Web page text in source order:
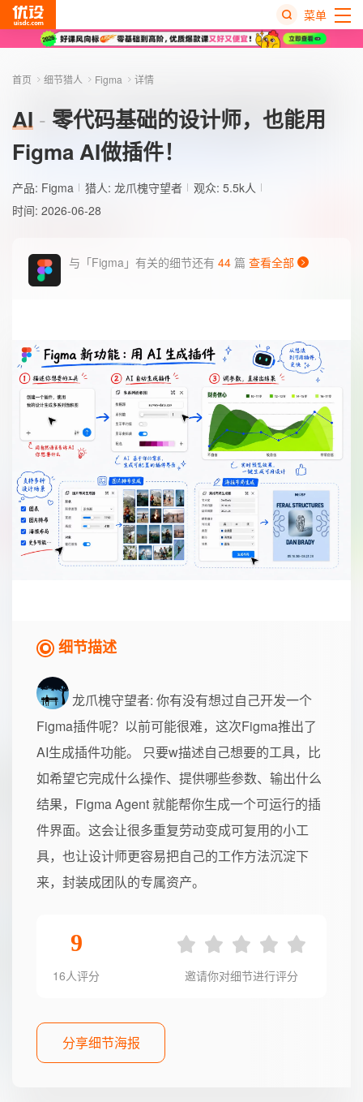
菜单
首页 细节猎人 Figma 详情
AI
零代码基础的设计师，也能用
Figma AI做插件！
产品: Figma 猎人: 龙爪槐守望者
观众: 5.5k人
时间: 2026-06-28
与「Figma」有关的细节还有 44 篇 查看全部
细节描述
龙爪槐守望者: 你有没有想过自己开发一个
Figma插件呢？以前可能很难，这次Figma推出了
AI生成插件功能。 只要w描述自己想要的工具，比
如希望它完成什么操作、提供哪些参数、输出什么
结果，Figma Agent 就能帮你生成一个可运行的插
件界面。这会让很多重复劳动变成可复用的小工
具，也让设计师更容易把自己的工作方法沉淀下
来，封装成团队的专属资产。
9
16人评分 邀请你对细节进行评分
分享细节海报